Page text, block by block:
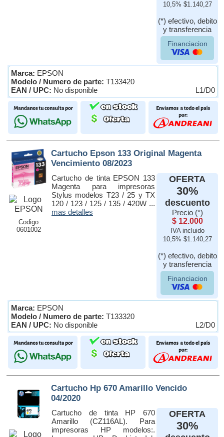
10,5% $1.140,27
(*) efectivo, debito
y transferencia
Financiacion
Marca: EPSON
Modelo / Numero de parte: T133420
EAN / UPC: No disponible L1/D0
Codigo
0601002
Cartucho Epson 133 Original Magenta
Vencimiento 08/2023
Cartucho de tinta EPSON 133
Magenta para impresoras
Stylus modelos T23 / 25 y TX
120 / 123 / 125 / 135 / 420W ...
mas detalles
OFERTA
30%
descuento
Precio (*)
$ 12.000
IVA incluido
10,5% $1.140,27
(*) efectivo, debito
y transferencia
Financiacion
Marca: EPSON
Modelo / Numero de parte: T133320
EAN / UPC: No disponible L2/D0
Cartucho Hp 670 Amarillo Vencido
04/2020
Cartucho de tinta HP 670
Amarillo (CZ116AL). Para
impresoras HP modelos:.
OFERTA
30%